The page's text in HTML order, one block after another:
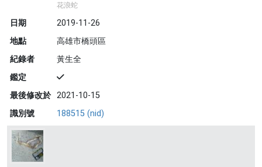
花浪蛇
日期
2019-11-26
地點
高雄市橋頭區
紀錄者
黃生全
鑑定
最後修改於 2021-10-15
識別號
188515 (nid)